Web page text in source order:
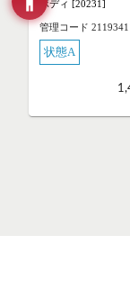
ボディ [20231]
管理コード
状態A